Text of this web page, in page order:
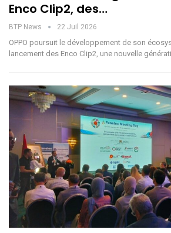
Enco Clip2, des…
BTP News 22 Juil 2026
OPPO poursuit le développement de son
lancement des Enco Clip2, une nouvelle